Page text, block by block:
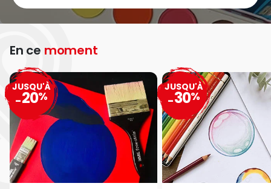
En ce moment
JUSQU'À
-20%
JUSQU'À
-30%